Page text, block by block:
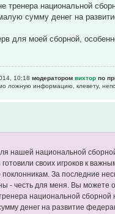
национальной
сумму денег на
для моей сборной,
10:18 модераторомвихтор по
ложнyю инфоpмацию, клеветy,
нашей национальной
своих игроков к
За последние
- честь для меня. Вы
национальной
денег на развитие